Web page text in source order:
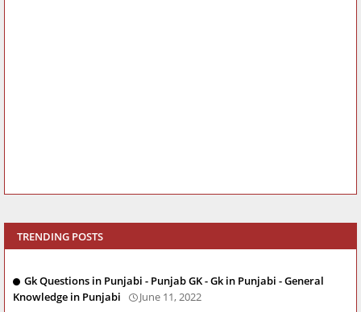
TRENDING POSTS
Gk Questions in Punjabi - Punjab GK - Gk in Punjabi - General
Knowledge in Punjabi
June 11, 2022